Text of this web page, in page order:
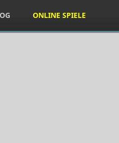
ONLINE SPIELE